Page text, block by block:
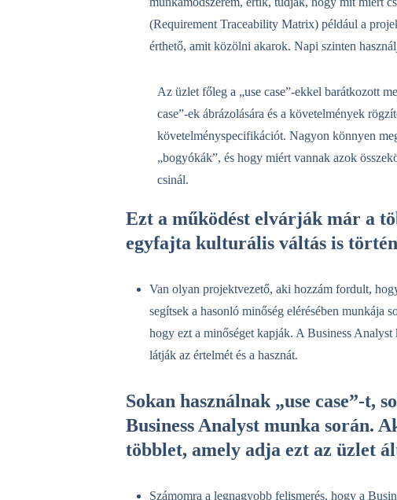
(Requirement Traceability Matrix) például a
érthető, amit közölni akarok. Napi szinten
Az üzlet főleg a „use case”-ekkel barátkozott
case”-ek ábrázolására és a követelmények
követelményspecifikációt. Nagyon könnyen
„bogyókák”, és hogy miért vannak azok
csinál.
Ezt a működést elvárják már a
egyfajta kulturális váltás is
Van olyan projektvezető, aki hozzám fordult,
segítsek a hasonló minőség elérésében munkája
hogy ezt a minőséget kapják. A Business
látják az értelmét és a hasznát.
Sokan használnak „use case”-t,
Business Analyst munka során.
többlet, amely adja ezt az üzlet
Számomra a legnagyobb felismerés, hogy a